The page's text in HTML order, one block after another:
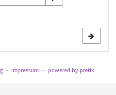
Impressum powered by pretix